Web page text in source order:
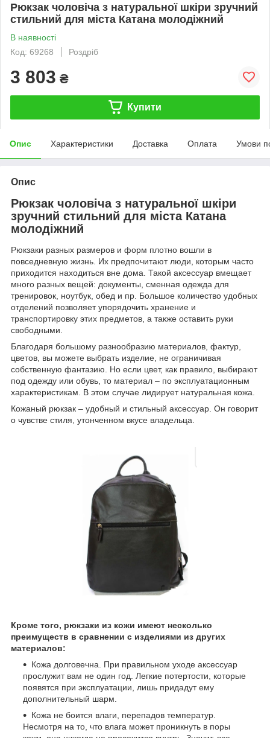
Рюкзак чоловіча з натуральної шкіри зручний
стильний для міста Катана молодіжний
В наявності
Код: 69268
Роздріб
3 803 ₴
Купити
Опис Характеристики Доставка Оплата Умови
Опис
Рюкзак чоловіча з натуральної шкіри
зручний стильний для міста Катана
молодіжний
Рюкзаки разных размеров и форм плотно вошли в
повседневную жизнь. Их предпочитают люди, которым часто
приходится находиться вне дома. Такой аксессуар вмещает
много разных вещей: документы, сменная одежда для
тренировок, ноутбук, обед и пр. Большое количество удобных
отделений позволяет упорядочить хранение и
транспортировку этих предметов, а также оставить руки
свободными.
Благодаря большому разнообразию материалов, фактур,
цветов, вы можете выбрать изделие, не ограничивая
собственную фантазию. Но если цвет, как правило, выбирают
под одежду или обувь, то материал – по эксплуатационным
характеристикам. В этом случае лидирует натуральная кожа.
Кожаный рюкзак – удобный и стильный аксессуар. Он говорит
о чувстве стиля, утонченном вкусе владельца.
Кроме того, рюкзаки из кожи имеют несколько
преимуществ в сравнении с изделиями из других
материалов:
Кожа долговечна. При правильном уходе аксессуар
прослужит вам не один год. Легкие потертости, которые
появятся при эксплуатации, лишь придадут ему
дополнительный шарм.
Кожа не боится влаги, перепадов температур.
Несмотря на то, что влага может проникнуть в поры